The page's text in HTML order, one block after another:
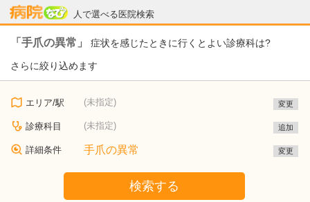
人で選べる医院検索
病院なび
「手爪の異常」 症状を感じたときに行くとよい診療科は?
さらに絞り込めます
エリア/駅 (未指定) 変更
診療科目 (未指定) 追加
詳細条件 手爪の異常 変更
検索する